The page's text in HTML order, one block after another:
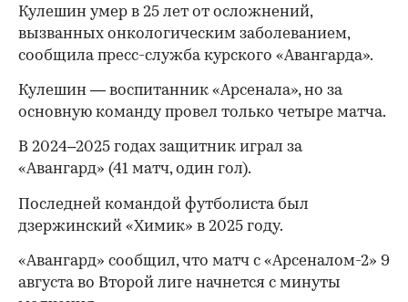
Кулешин умер в 25 лет от осложнений,
вызванных онкологическим заболеванием,
сообщила пресс-служба курского «Авангарда».
Кулешин — воспитанник «Арсенала», но за
основную команду провел только четыре матча.
В 2024–2025 годах защитник играл за
«Авангард» (41 матч, один гол).
Последней командой футболиста был
дзержинский «Химик» в 2025 году.
«Авангард» сообщил, что матч с «Арсеналом-2» 9
августа во Второй лиге начнется с минуты